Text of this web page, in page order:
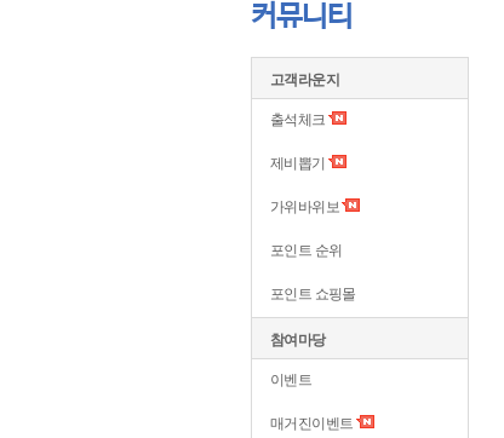
커뮤니티
고객라운지
출석체크
제비뽑기
가위바위보
포인트 순위
포인트 쇼핑몰
참여마당
이벤트
매거진이벤트